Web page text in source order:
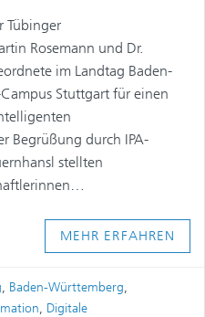
Tübinger
Rosemann und Dr.
im Landtag Baden-
Stuttgart für einen
Begrüßung durch IPA-
stellten
MEHR ERFAHREN
, Baden-Württemberg,
, Digitale